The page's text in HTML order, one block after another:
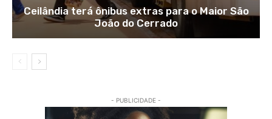
Ceilândia terá ônibus extras para o Maior São
João do Cerrado
- PUBLICIDADE -